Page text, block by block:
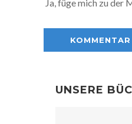
Ja, füge mich zu der
UNSERE